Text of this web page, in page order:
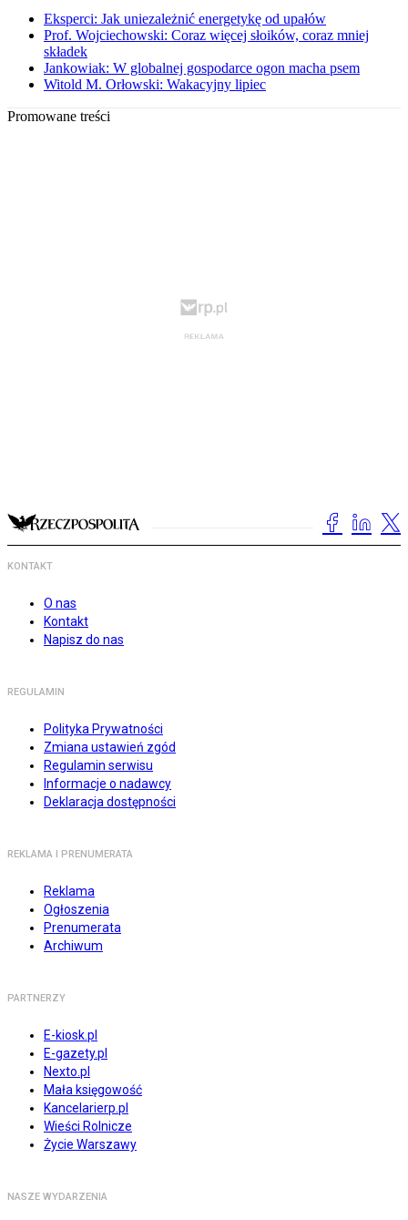
Eksperci: Jak uniezależnić energetykę od upałów
Prof. Wojciechowski: Coraz więcej słoików, coraz mniej
składek
Jankowiak: W globalnej gospodarce ogon macha psem
Witold M. Orłowski: Wakacyjny lipiec
Promowane treści
KONTAKT
O nas
Kontakt
Napisz do nas
REGULAMIN
Polityka Prywatności
Zmiana ustawień zgód
Regulamin serwisu
Informacje o nadawcy
Deklaracja dostępności
REKLAMA I PRENUMERATA
Reklama
Ogłoszenia
Prenumerata
Archiwum
PARTNERZY
E-kiosk.pl
E-gazety.pl
Nexto.pl
Mała księgowość
Kancelarierp.pl
Wieści Rolnicze
Życie Warszawy
NASZE WYDARZENIA